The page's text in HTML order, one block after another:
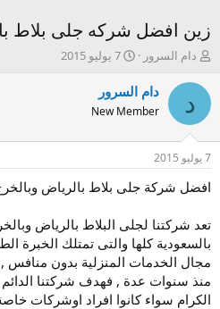
زين افضل شركه جلى بلاط
ك
ت
ب
م
و
ض
دام السرور
ت
خ
إ
ش
ء
7 يوليو 2015
د دام السرور
New Member
7 يوليو 2015
افضل شركة جلى بلاط بالرياض
تعد شركتنا لجلى البلاط بالرياض
بالسعودية كلها والتى تمتلك الخبرة
مجال الخدمات المنزلية بدون منافس
منذ سنوات عدة , فهدف شركتنا
الكرام سواء كانوا افراد اوشركات